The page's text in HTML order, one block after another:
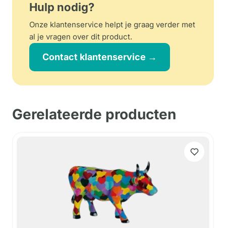
Hulp nodig?
Onze klantenservice helpt je graag verder met
al je vragen over dit product.
Contact klantenservice →
Gerelateerde producten